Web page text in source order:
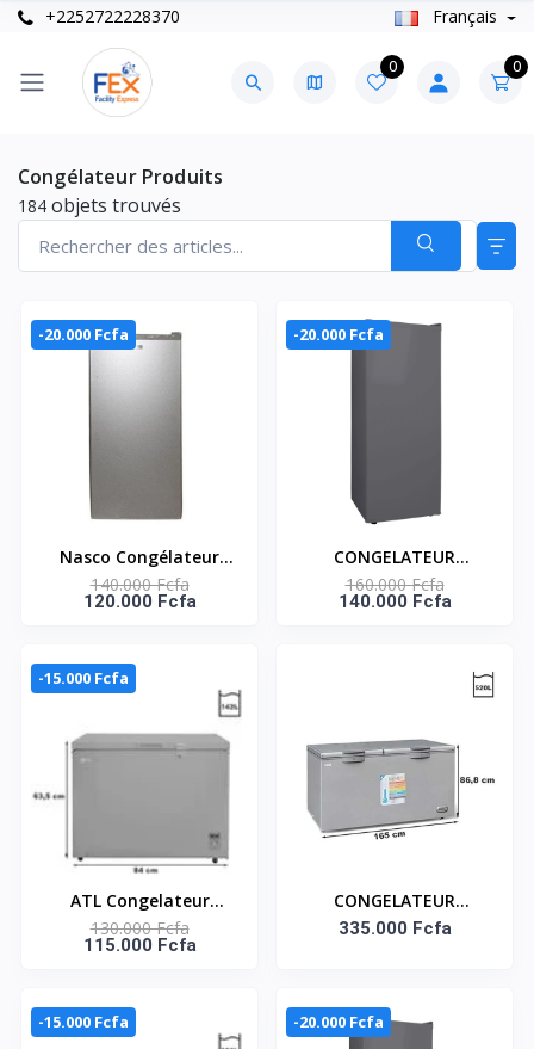
+2252722228370 Français
0 0
Congélateur Produits
184 objets trouvés
-20.000 Fcfa
Nasco Congélateur
Vertical - NASD1-
225FL-DS - 225Lt (150Lt
Silver - Eco D'Energie -
220-240V
140.000 Fcfa
120.000 Fcfa
-20.000 Fcfa
CONGELATEUR
VERTICAL - ECONOMIE
D'ENERGIE 226LT -
160.000 Fcfa
140.000 Fcfa
-15.000 Fcfa
ATL Congelateur
Horizontal - CFATL-220
- 142L - 01 Porte -
Inox - Argent
130.000 Fcfa
115.000 Fcfa
CONGELATEUR
HORIZONTAL 520
335.000 Fcfa
-15.000 Fcfa -20.000 Fcfa